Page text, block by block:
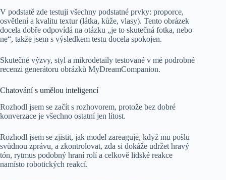
V podstatě zde testuji všechny podstatné prvky: proporce,
osvětlení a kvalitu textur (látka, kůže, vlasy). Tento obrázek
docela dobře odpovídá na otázku „je to skutečná fotka, nebo
ne“, takže jsem s výsledkem testu docela spokojen.
Skutečné výzvy, styl a mikrodetaily testované v mé podrobné
recenzi generátoru obrázků MyDreamCompanion.
Chatování s umělou inteligencí
Rozhodl jsem se začít s rozhovorem, protože bez dobré
konverzace je všechno ostatní jen lítost.
Rozhodl jsem se zjistit, jak model zareaguje, když mu pošlu
svůdnou zprávu, a zkontrolovat, zda si dokáže udržet hravý
tón, rytmus podobný hraní rolí a celkově lidské reakce
namísto robotických reakcí.